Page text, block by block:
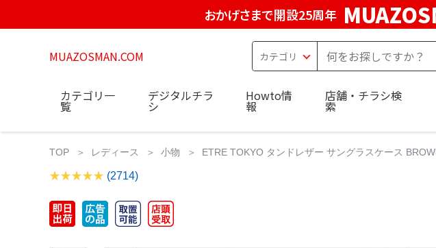
おかげさまで開設25周年
MUAZOSMAN.COM
カテゴリ一
覧
デジタルチラ
シ
Howto情
報
店舗・チラシ検
索
TOP レディース 小物 ETRE TOKYO タンドレザー サングラスケース
(2714)